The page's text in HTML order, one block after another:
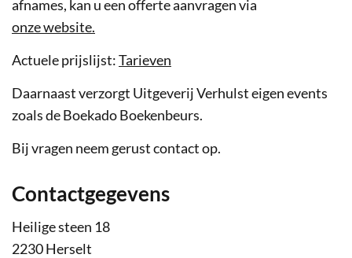
afnames, kan u een offerte aanvragen via
onze website.
Actuele prijslijst:Tarieven
Daarnaast verzorgt Uitgeverij Verhulst eigen events
zoals de Boekado Boekenbeurs.
Bij vragen neem gerust contact op.
Contactgegevens
Adres
Heilige steen 18
,2230Herselt